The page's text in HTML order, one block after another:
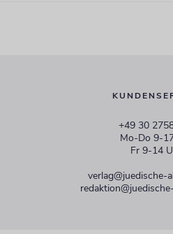
+49 30
Mo-Do 9-
Fr 9-14
verlag@juedische-